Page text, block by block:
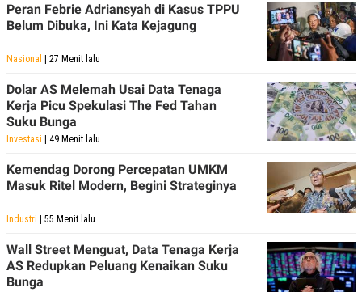
Peran Febrie Adriansyah di Kasus TPPU
Belum Dibuka, Ini Kata Kejagung
Nasional | 27 Menit lalu
Dolar AS Melemah Usai Data Tenaga
Kerja Picu Spekulasi The Fed Tahan
Suku Bunga
Investasi | 49 Menit lalu
Kemendag Dorong Percepatan UMKM
Masuk Ritel Modern, Begini Strateginya
Industri | 55 Menit lalu
Wall Street Menguat, Data Tenaga Kerja
AS Redupkan Peluang Kenaikan Suku
Bunga